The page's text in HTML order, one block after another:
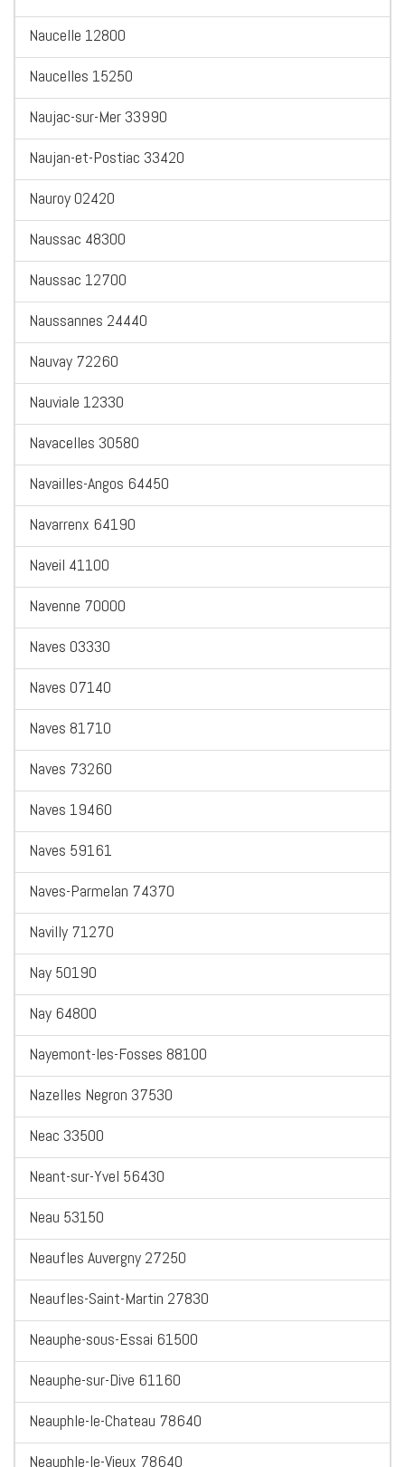
Naucelle 12800
Naucelles 15250
Naujac-sur-Mer 33990
Naujan-et-Postiac 33420
Nauroy 02420
Naussac 48300
Naussac 12700
Naussannes 24440
Nauvay 72260
Nauviale 12330
Navacelles 30580
Navailles-Angos 64450
Navarrenx 64190
Naveil 41100
Navenne 70000
Naves 03330
Naves 07140
Naves 81710
Naves 73260
Naves 19460
Naves 59161
Naves-Parmelan 74370
Navilly 71270
Nay 50190
Nay 64800
Nayemont-les-Fosses 88100
Nazelles Negron 37530
Neac 33500
Neant-sur-Yvel 56430
Neau 53150
Neaufles Auvergny 27250
Neaufles-Saint-Martin 27830
Neauphe-sous-Essai 61500
Neauphe-sur-Dive 61160
Neauphle-le-Chateau 78640
Neauphle-le-Vieux 78640